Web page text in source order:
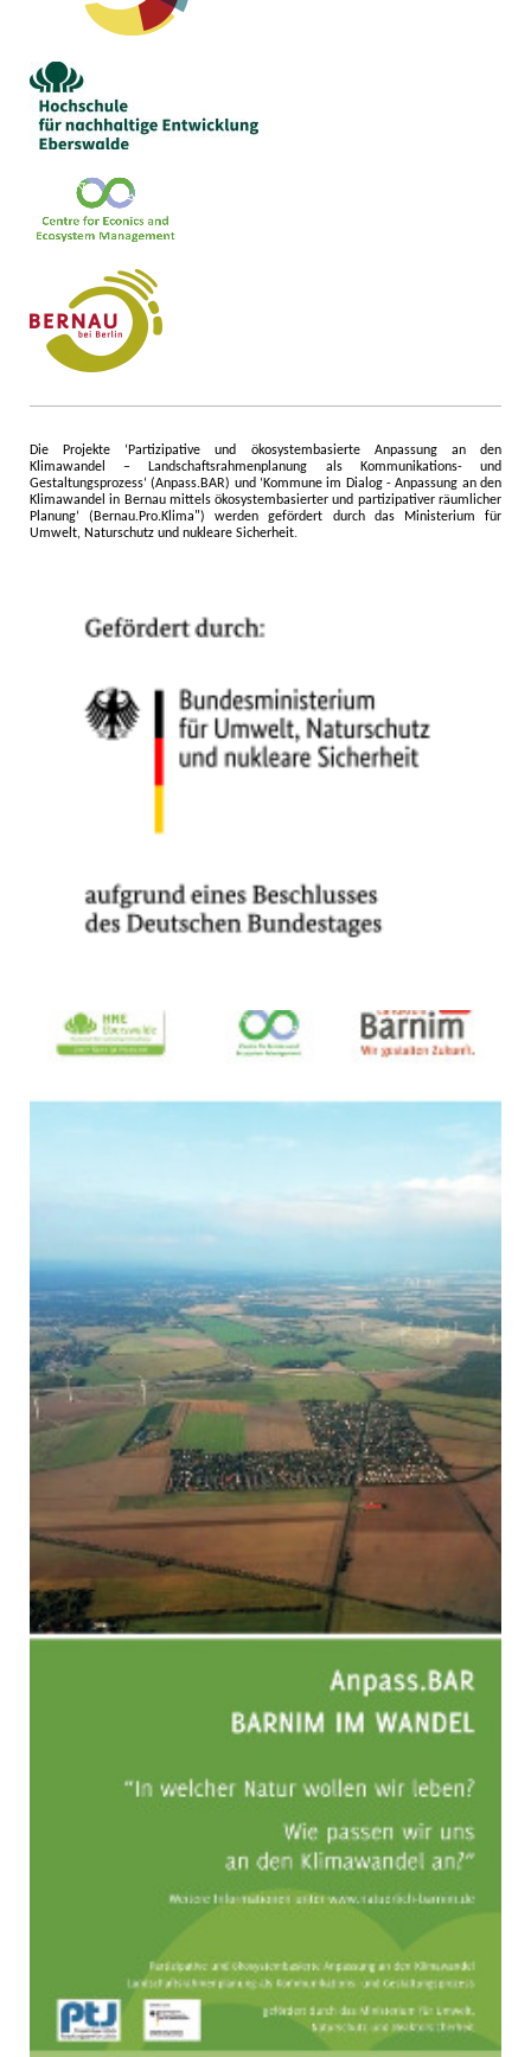
Die Projekte ‘Partizipative und ökosystembasierte Anpassung an den
Klimawandel – Landschaftsrahmenplanung als Kommunikations- und
Gestaltungsprozess‘ (Anpass.BAR) und ‘Kommune im Dialog - Anpassung an den
Klimawandel in Bernau mittels ökosystembasierter und partizipativer räumlicher
Planung‘ (Bernau.Pro.Klima") werden gefördert durch das Ministerium für
Umwelt, Naturschutz und nukleare Sicherheit.